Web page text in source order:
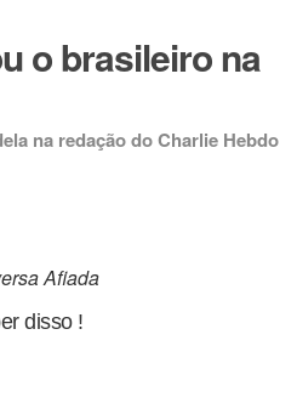
o brasileiro na
na redação do Charlie Hebdo
Afiada
disso !